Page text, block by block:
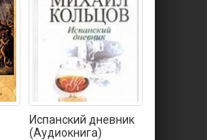
Испанский дневник
(Аудиокнига)